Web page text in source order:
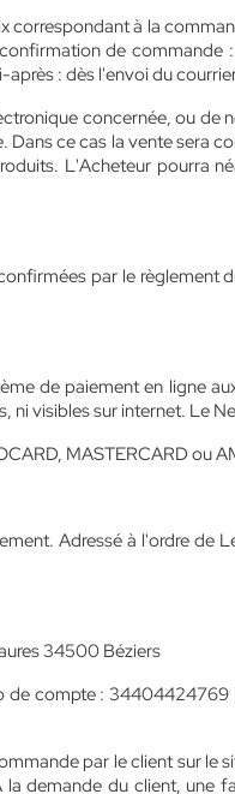
correspondant à la
de
: dès l'envoi du
concernée, ou
Dans ce cas la vente
L'Acheteur pourra
par le règlement
de paiement en ligne
ni visibles sur internet. Le
MASTERCARD ou
Adressé à l'ordre de
34500 Béziers
compte :
par le client sur le
demande du client, une